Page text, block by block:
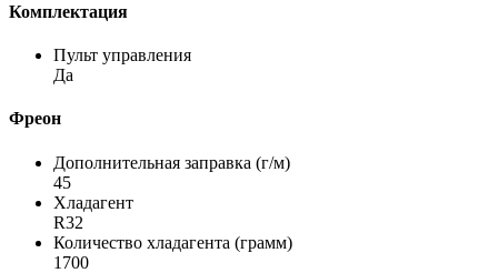
Комплектация
Пульт управления
Да
Фреон
Дополнительная заправка (г/м)
45
Хладагент
R32
Количество хладагента (грамм)
1700